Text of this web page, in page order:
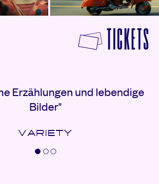
TICKETS
Erzählungen und lebendige
Bilder"
VARIETY